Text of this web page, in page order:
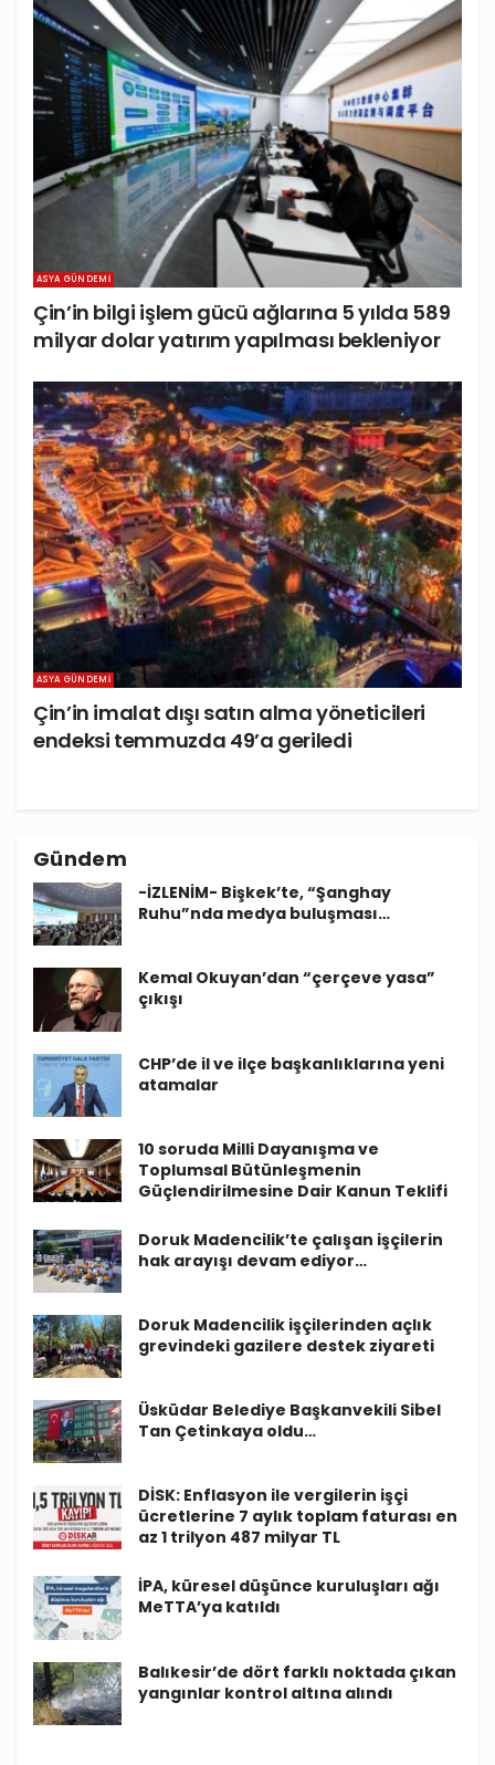
ASYA GÜNDEMI
Çin’in bilgi işlem gücü ağlarına 5 yılda 589
milyar dolar yatırım yapılması bekleniyor
ASYA GÜNDEMI
Çin’in imalat dışı satın alma yöneticileri
endeksi temmuzda 49’a geriledi
Gündem
-İZLENİM- Bişkek’te, “Şanghay
Ruhu”nda medya buluşması…
Kemal Okuyan’dan “çerçeve yasa”
çıkışı
CHP’de il ve ilçe başkanlıklarına yeni
atamalar
10 soruda Milli Dayanışma ve
Toplumsal Bütünleşmenin
Güçlendirilmesine Dair Kanun Teklifi
Doruk Madencilik’te çalışan işçilerin
hak arayışı devam ediyor…
Doruk Madencilik işçilerinden açlık
grevindeki gazilere destek ziyareti
Üsküdar Belediye Başkanvekili Sibel
Tan Çetinkaya oldu…
DİSK: Enflasyon ile vergilerin işçi
ücretlerine 7 aylık toplam faturası en
az 1 trilyon 487 milyar TL
İPA, küresel düşünce kuruluşları ağı
MeTTA’ya katıldı
Balıkesir’de dört farklı noktada çıkan
yangınlar kontrol altına alındı